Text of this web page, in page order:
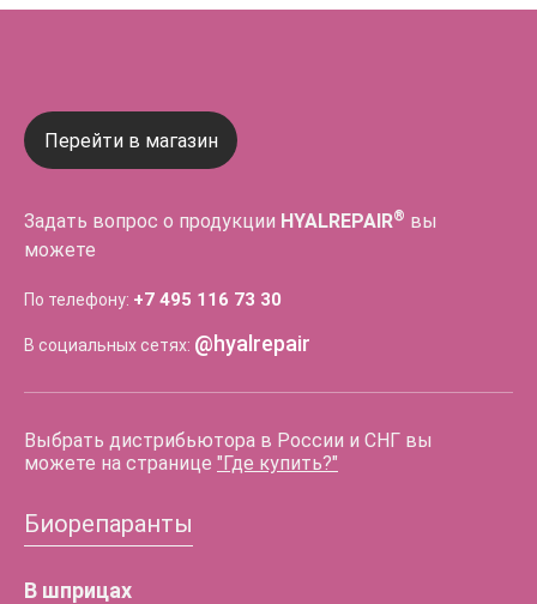
Перейти в магазин
Задать вопрос о продукции HYALREPAIR® вы
можете
По телефону: +7 495 116 73 30
В социальных сетях: @hyalrepair
Выбрать дистрибьютора в России и СНГ вы
можете на странице "Где купить?"
Биорепаранты
В шприцах